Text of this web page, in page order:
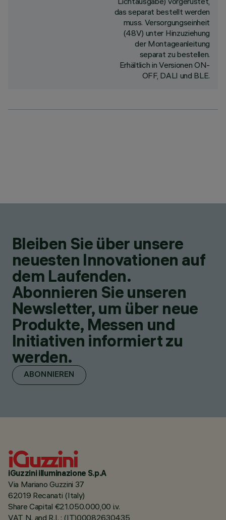
das separat bestellt werden
muss. Versorgungseinheit
(48V) unter Hinzuziehung
der Montageanleitung
separat zu bestellen.
Erhältlich in Versionen ON-
OFF, DALI und BLE.
Bleiben Sie über unsere
neuesten Innovationen auf
dem Laufenden.
Abonnieren Sie unseren
Newsletter, um über neue
Produkte, Messen und
Initiativen informiert zu
werden.
ABONNIEREN
iGuzzini illuminazione S.p.A
Via Mariano Guzzini 37
62019 Recanati (Italy)
Share Capital €21.050.000,00 i.v.
VAT N. and R.I. : (IT)00082630435